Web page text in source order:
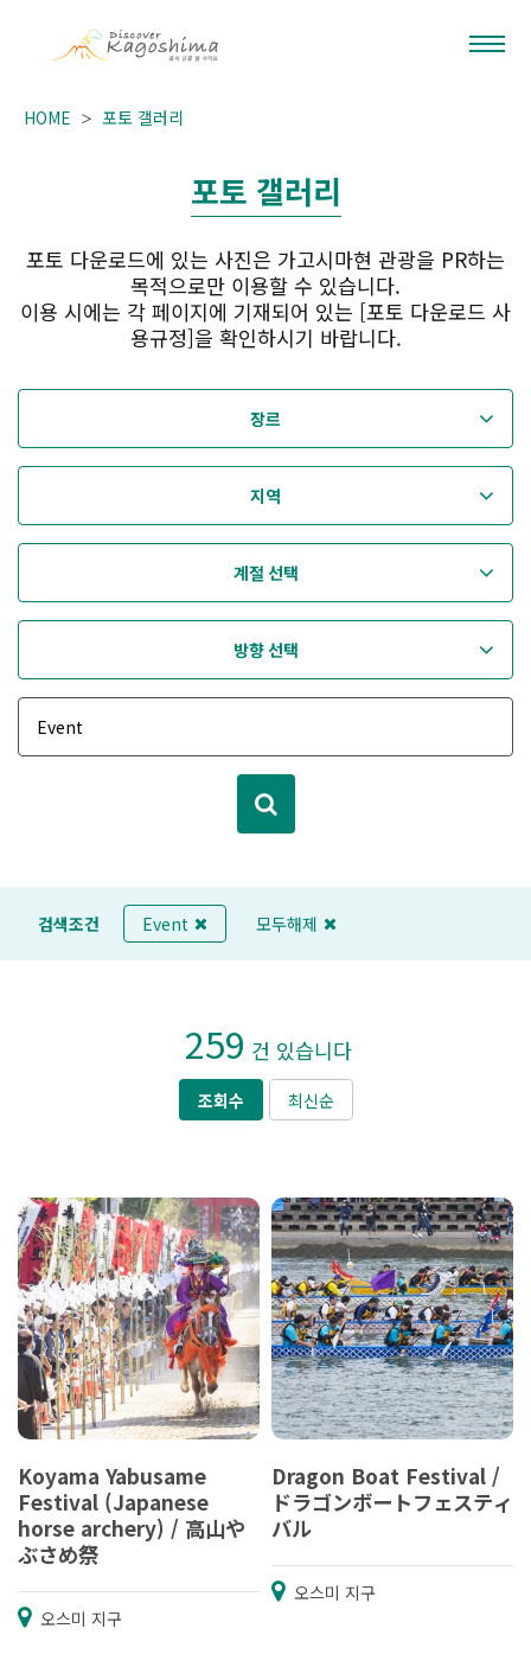
HOME 포토 갤러리
포토 갤러리
포토 다운로드에 있는 사진은 가고시마현 관광을 PR하는
목적으로만 이용할 수 있습니다.
이용 시에는 각 페이지에 기재되어 있는 [포토 다운로드 사
용규정]을 확인하시기 바랍니다.
장르
지역
계절 선택
방향 선택
검색조건 Event 모두해제
259 건 있습니다
조회수 최신순
Koyama Yabusame
Festival (Japanese
horse archery) / 高山や
ぶさめ祭
오스미 지구
Dragon Boat Festival /
ドラゴンボートフェスティ
バル
오스미 지구